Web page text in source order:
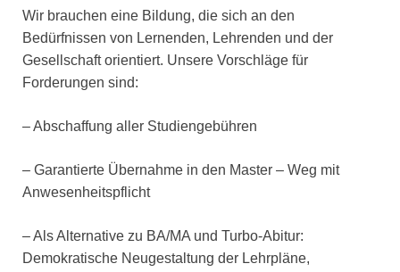
Wir brauchen eine Bildung, die sich an den
Bedürfnissen von Lernenden, Lehrenden und der
Gesellschaft orientiert. Unsere Vorschläge für
Forderungen sind:
– Abschaffung aller Studiengebühren
– Garantierte Übernahme in den Master – Weg mit
Anwesenheitspflicht
– Als Alternative zu BA/MA und Turbo-Abitur:
Demokratische Neugestaltung der Lehrpläne,